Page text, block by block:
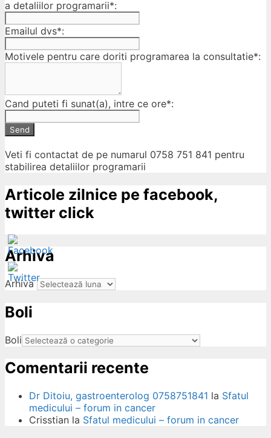
a detaliilor programarii*:
Emailul dvs*:
Motivele pentru care doriti programarea la consultatie*:
Cand puteti fi sunat(a), intre ce ore*:
Send
Veti fi contactat de pe numarul 0758 751 841 pentru
stabilirea detaliilor programarii
Articole zilnice pe facebook,
twitter click
Arhiva
Arhiva
Boli
Boli
Comentarii recente
Dr Ditoiu, gastroenterolog 0758751841 la Sfatul
medicului – forum in cancer
Crisstian la Sfatul medicului – forum in cancer